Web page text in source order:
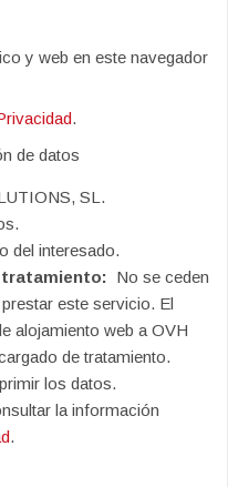
y web en este navegador
.
de datos
SL.
del interesado.
tratamiento: No se ceden
este servicio. El
alojamiento web a OVH
de tratamiento.
los datos.
la información
.